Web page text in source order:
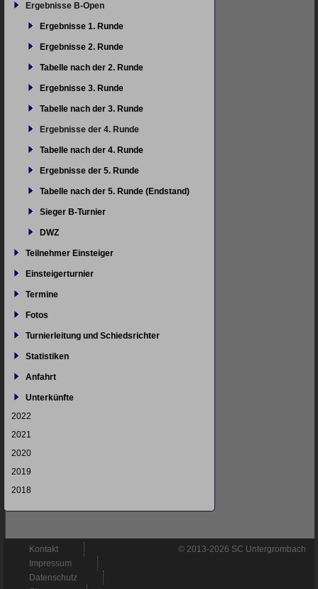
Ergebnisse B-Open
Ergebnisse 1. Runde
Ergebnisse 2. Runde
Tabelle nach der 2. Runde
Ergebnisse 3. Runde
Tabelle nach der 3. Runde
Ergebnisse der 4. Runde
Tabelle nach der 4. Runde
Ergebnisse der 5. Runde
Tabelle nach der 5. Runde (Endstand)
Sieger B-Turnier
DWZ
Teilnehmer Einsteiger
Einsteigerturnier
Termine
Fotos
Turnierleitung und Schiedsrichter
Statistiken
Anfahrt
Unterkünfte
2022
2021
2020
2019
2018
© 2013-2026 SC Untergrombach
Navigation
überspringen
Kontakt
Impressum
Datenschutz